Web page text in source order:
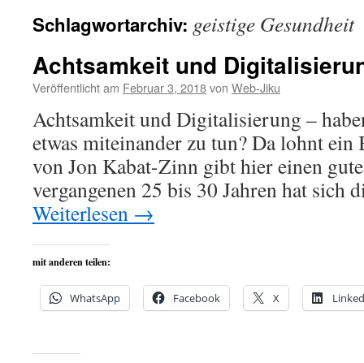
Schlagwortarchiv: geistige Gesundheit
Achtsamkeit und
Veröffentlicht am Februar 3, 2018von Web-Jiku
Achtsamkeit und Digitalisierung –
etwas miteinander zu tun? Da lohnt
von Jon Kabat-Zinn gibt hier einen
vergangenen 25 bis 30 Jahren hat
Weiterlesen →
mit anderen teilen:
WhatsApp Facebook X